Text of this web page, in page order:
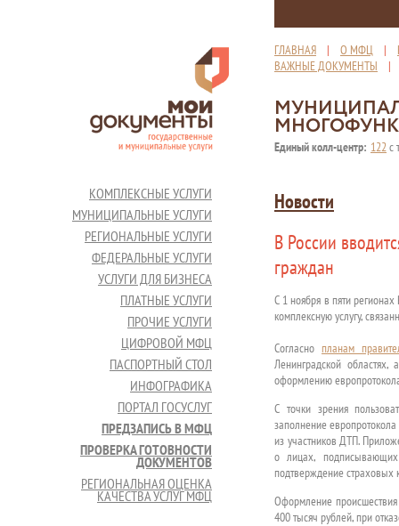
ГЛАВНАЯ | О МФЦ |
ВАЖНЫЕ ДОКУМЕНТЫ
Единый колл-центр: 122с
КОМПЛЕКСНЫЕ УСЛУГИ
МУНИЦИПАЛЬНЫЕ УСЛУГИ
РЕГИОНАЛЬНЫЕ УСЛУГИ
ФЕДЕРАЛЬНЫЕ УСЛУГИ
УСЛУГИ ДЛЯ БИЗНЕСА
ПЛАТНЫЕ УСЛУГИ
ПРОЧИЕ УСЛУГИ
ЦИФРОВОЙ МФЦ
ПАСПОРТНЫЙ СТОЛ
ИНФОГРАФИКА
ПОРТАЛ ГОСУСЛУГ
ПРЕДЗАПИСЬ В МФЦ
ПРОВЕРКА ГОТОВНОСТИ
ДОКУМЕНТОВ
РЕГИОНАЛЬНАЯ ОЦЕНКА
КАЧЕСТВА УСЛУГ МФЦ
Новости
В России
граждан
С 1 ноября в пяти
комплексную услугу,
Согласно планам
Ленинградской
оформлению
С точки зрения
заполнение
из участников ДТП.
о лицах, подписывающих
подтверждение страховых
Оформление
400 тысяч рублей, при